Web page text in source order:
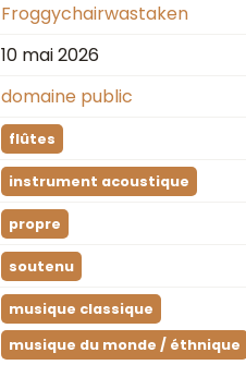
Froggychairwastaken
10 mai 2026
domaine public
flûtes
instrument acoustique
propre
soutenu
musique classique
musique du monde / éthnique